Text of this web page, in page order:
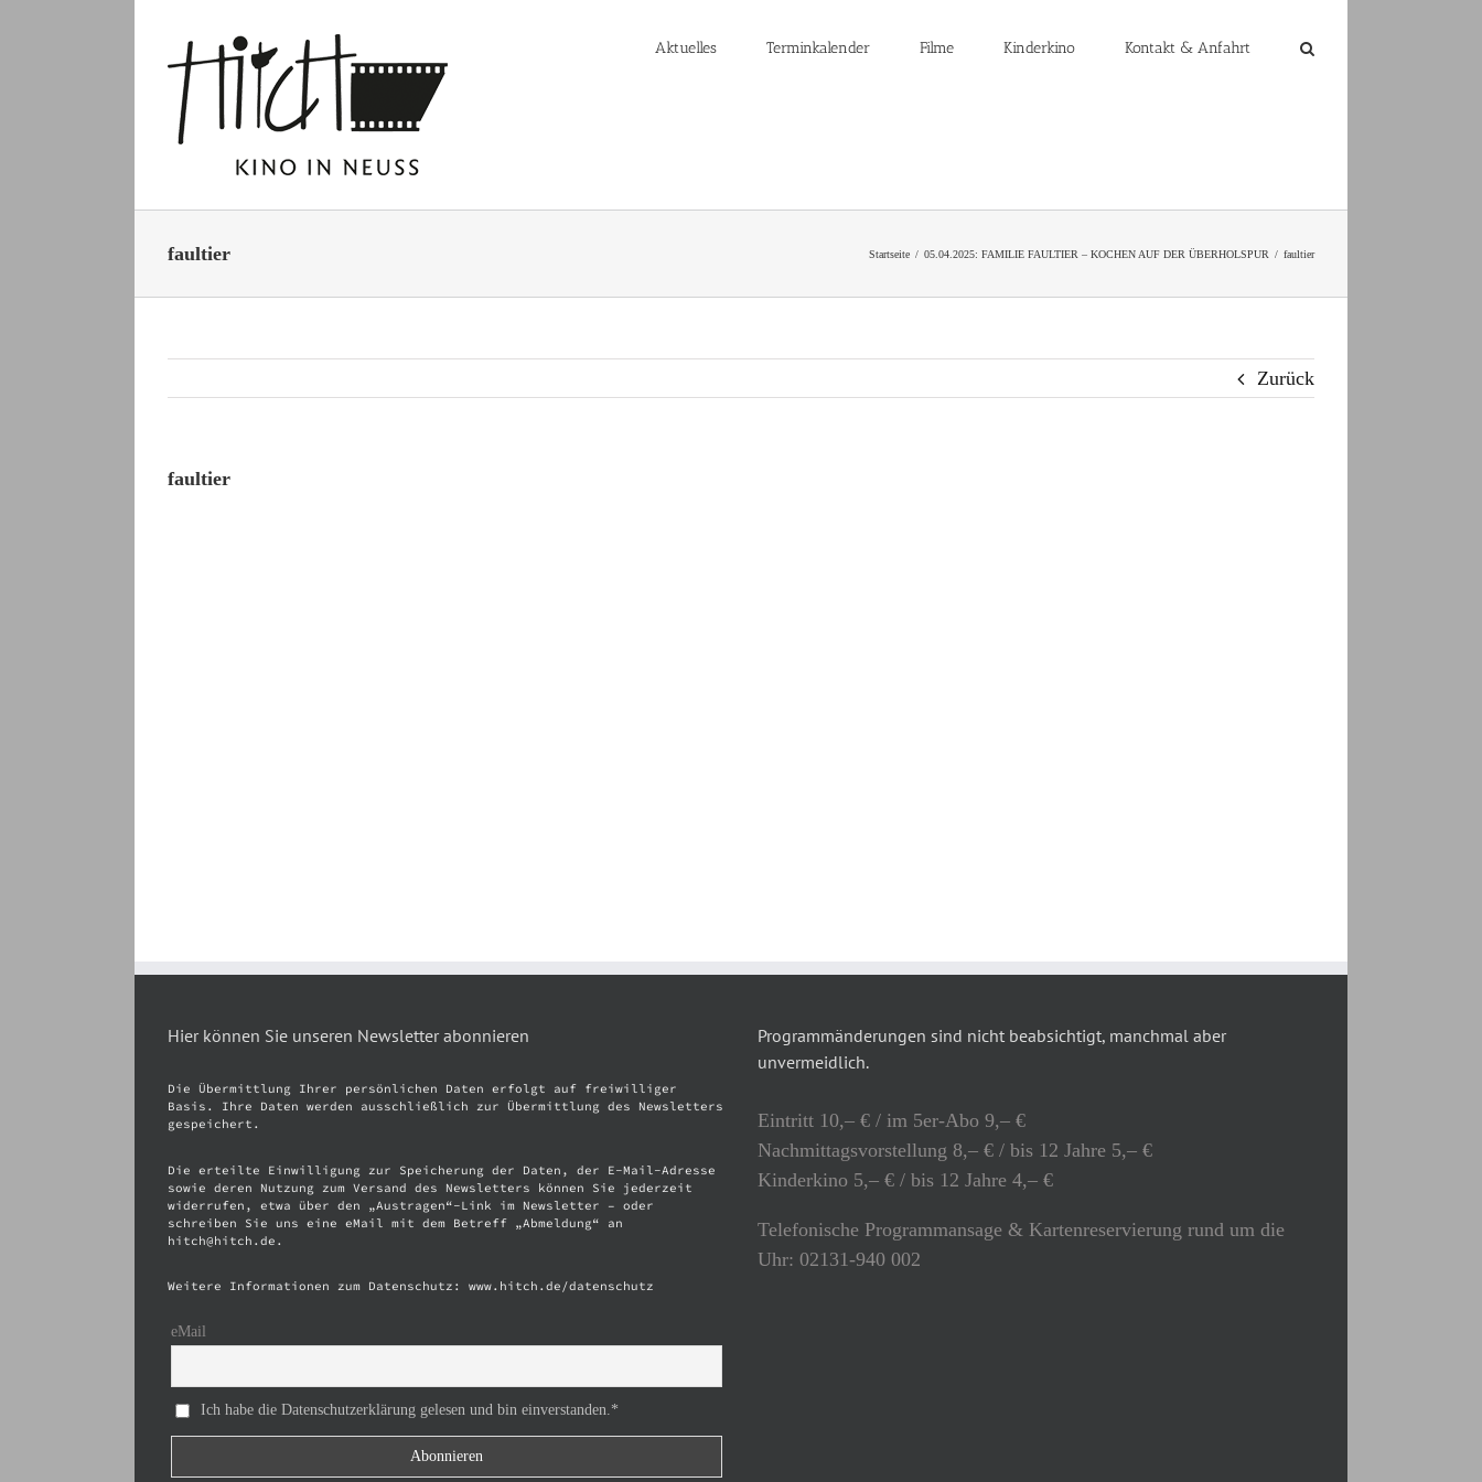
Aktuelles Terminkalender Filme Kinderkino Kontakt & Anfahrt
faultier Startseite 05.04.2025: FAMILIE FAULTIER – KOCHEN AUF DER ÜBERHOLSPUR faultier
Zurück
faultier
Hier können Sie unseren Newsletter abonnieren
Die Übermittlung Ihrer persönlichen Daten erfolgt auf freiwilliger
Basis. Ihre Daten werden ausschließlich zur Übermittlung des Newsletters
gespeichert.
Die erteilte Einwilligung zur Speicherung der Daten, der E-Mail-Adresse
sowie deren Nutzung zum Versand des Newsletters können Sie jederzeit
widerrufen, etwa über den „Austragen“-Link im Newsletter – oder
schreiben Sie uns eine eMail mit dem Betreff „Abmeldung“ an
hitch@hitch.de.
Weitere Informationen zum Datenschutz: www.hitch.de/datenschutz
eMail
Ich habe die Datenschutzerklärung gelesen und bin einverstanden.*
Programmänderungen sind nicht beabsichtigt, manchmal aber
unvermeidlich.
Eintritt 10,– € / im 5er-Abo 9,– €
Nachmittagsvorstellung 8,– € / bis 12 Jahre 5,– €
Kinderkino 5,– € / bis 12 Jahre 4,– €
Telefonische Programmansage & Kartenreservierung rund um die
Uhr: 02131-940 002